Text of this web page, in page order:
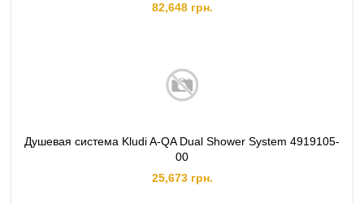
82,648 грн.
Душевая система Kludi A-QA Dual Shower System 4919105-
00
25,673 грн.